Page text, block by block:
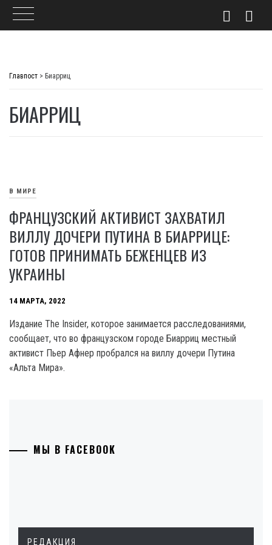
Главпост > Биарриц
БИАРРИЦ
В МИРЕ
ФРАНЦУЗСКИЙ АКТИВИСТ ЗАХВАТИЛ
ВИЛЛУ ДОЧЕРИ ПУТИНА В БИАРРИЦЕ:
ГОТОВ ПРИНИМАТЬ БЕЖЕНЦЕВ ИЗ
УКРАИНЫ
14 МАРТА, 2022
Издание The Insider, которое занимается расследованиями,
сообщает, что во французском городе Биарриц местный
активист Пьер Афнер пробрался на виллу дочери Путина
«Альта Мира».
МЫ В FACEBOOK
РЕДАКЦИЯ